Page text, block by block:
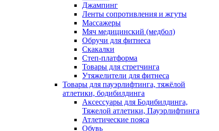
Джампинг
Ленты сопротивления и жгуты
Массажеры
Мяч медицинский (медбол)
Обручи для фитнеса
Скакалки
Степ-платформа
Товары для стретчинга
Утяжелители для фитнеса
Товары для пауэрлифтинга, тяжёлой
атлетики, бодибилдинга
Аксессуары для Бодибилдинга,
Тяжелой атлетики, Пауэрлифтинга
Атлетические пояса
Обувь